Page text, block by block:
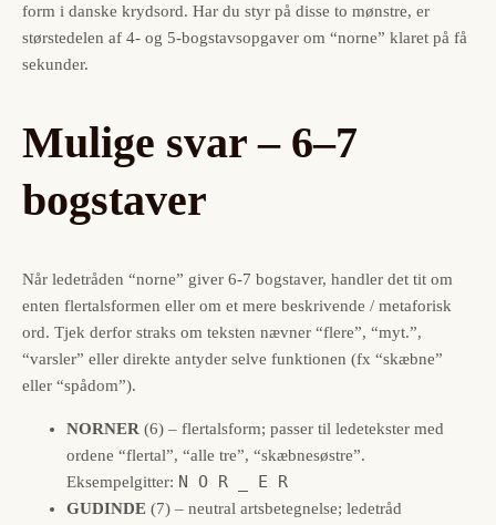
form i danske krydsord. Har du styr på disse to mønstre, er
størstedelen af 4- og 5-bogstavs­opgaver om “norne” klaret på få
sekunder.
Mulige svar – 6–7
bogstaver
Når ledetråden “norne” giver 6-7 bogstaver, handler det tit om
enten flertalsformen eller om et mere beskrivende / metaforisk
ord. Tjek derfor straks om teksten nævner “flere”, “myt.”,
“varsler” eller direkte antyder selve funktionen (fx “skæbne”
eller “spådom”).
NORNER (6) – flertalsform; passer til ledetekster med
ordene “flertal”, “alle tre”, “skæbnesøstre”.
Eksempelgitter: N O R _ E R
GUDINDE (7) – neutral artsbetegnelse; ledetråd